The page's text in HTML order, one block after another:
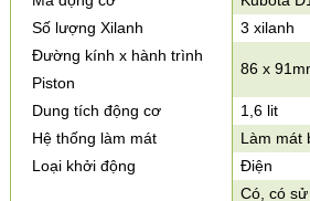
Số lượng Xilanh
3 xilanh
Đường kính x hành trình
Piston
86 x
Dung tích động cơ
1,6 lit
Hệ thống làm mát
Làm mát
Loại khởi động
Điện
Có, có